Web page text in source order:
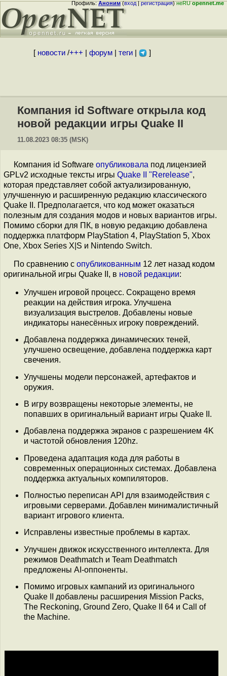
Профиль:Аноним(вход|регистрация)неRUopennet.me
[ новости/+++ форум| теги| ]
Компания id Software открыла код
новой редакции игры Quake II
11.08.2023 08:35 (MSK)
Компания id Software опубликовала под лицензией
GPLv2 исходные тексты игры Quake II "Rerelease",
которая представляет собой актуализированную,
улучшенную и расширенную редакцию классического
Quake II. Предполагается, что код может оказаться
полезным для создания модов и новых вариантов игры.
Помимо сборки для ПК, в новую редакцию добавлена
поддержка платформ PlayStation 4, PlayStation 5, Xbox
One, Xbox Series X|S и Nintendo Switch.
По сравнению с опубликованным 12 лет назад кодом
оригинальной игры Quake II, в новой редакции:
Улучшен игровой процесс. Сокращено время
реакции на действия игрока. Улучшена
визуализация выстрелов. Добавлены новые
индикаторы нанесённых игроку повреждений.
Добавлена поддержка динамических теней,
улучшено освещение, добавлена поддержка карт
свечения.
Улучшены модели персонажей, артефактов и
оружия.
В игру возвращены некоторые элементы, не
попавших в оригинальный вариант игры Quake II.
Добавлена поддержка экранов с разрешением 4K
и частотой обновления 120hz.
Проведена адаптация кода для работы в
современных операционных системах. Добавлена
поддержка актуальных компиляторов.
Полностью переписан API для взаимодействия с
игровыми серверами. Добавлен минималистичный
вариант игрового клиента.
Исправлены известные проблемы в картах.
Улучшен движок искусственного интеллекта. Для
режимов Deathmatch и Team Deathmatch
предложены AI-оппоненты.
Помимо игровых кампаний из оригинального
Quake II добавлены расширения Mission Packs,
The Reckoning, Ground Zero, Quake II 64 и Call of
the Machine.